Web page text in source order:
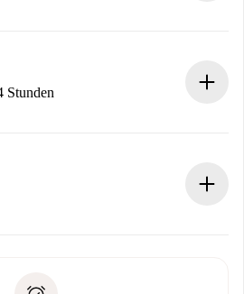
dich erst belasten, wenn der
Stunden
muss, entstehen keine